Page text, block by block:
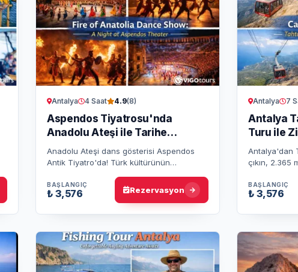
Antalya 4 Saat 4.9(8)
Aspendos Tiyatrosu'nda
Anadolu Ateşi ile Tarihe
Yolculuk
Anadolu Ateşi dans gösterisi Aspendos
Antik Tiyatro'da! Türk kültürünün
araya getiren bu eşsiz deneyimi k…
BAŞLANGIÇ
₺ 3,576 Rezervasyon
Antalya 7
Antalya
Turu ile
Antalya'dan
çıkın, 2.365
Konforlu
BAŞLANGIÇ
₺ 3,576